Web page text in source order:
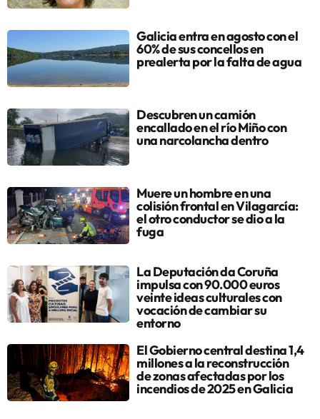
Galicia entra en agosto con el
60% de sus concellos en
prealerta por la falta de agua
Descubren un camión
encallado en el río Miño con
una narcolancha dentro
Muere un hombre en una
colisión frontal en Vilagarcía:
el otro conductor se dio a la
fuga
La Deputación da Coruña
impulsa con 90.000 euros
veinte ideas culturales con
vocación de cambiar su
entorno
El Gobierno central destina 1,4
millones a la reconstrucción
de zonas afectadas por los
incendios de 2025 en Galicia